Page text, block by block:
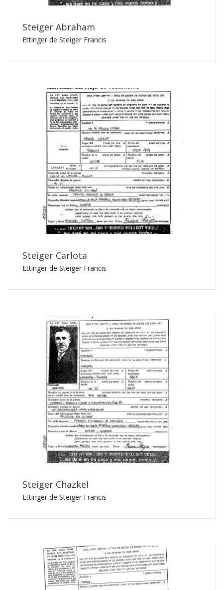
Steiger Abraham
Ettinger de Steiger Francis
Steiger Carlota
Ettinger de Steiger Francis
Steiger Chazkel
Ettinger de Steiger Francis